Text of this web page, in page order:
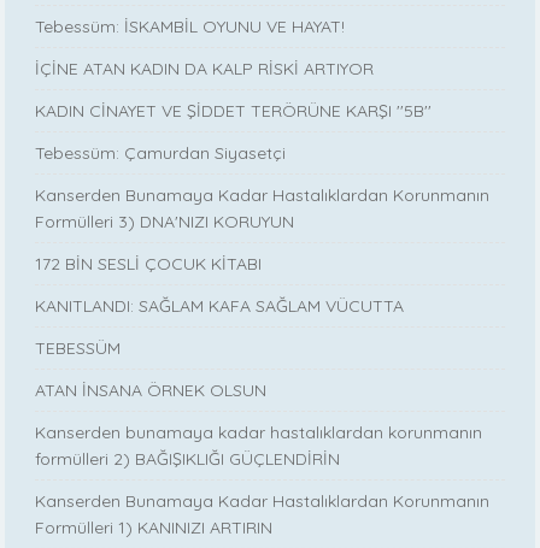
Tebessüm: İSKAMBİL OYUNU VE HAYAT!
İÇİNE ATAN KADIN DA KALP RİSKİ ARTIYOR
KADIN CİNAYET VE ŞİDDET TERÖRÜNE KARŞI ''5B''
Tebessüm: Çamurdan Siyasetçi
Kanserden Bunamaya Kadar Hastalıklardan Korunmanın
Formülleri 3) DNA'NIZI KORUYUN
172 BİN SESLİ ÇOCUK KİTABI
KANITLANDI: SAĞLAM KAFA SAĞLAM VÜCUTTA
TEBESSÜM
ATAN İNSANA ÖRNEK OLSUN
Kanserden bunamaya kadar hastalıklardan korunmanın
formülleri 2) BAĞIŞIKLIĞI GÜÇLENDİRİN
Kanserden Bunamaya Kadar Hastalıklardan Korunmanın
Formülleri 1) KANINIZI ARTIRIN